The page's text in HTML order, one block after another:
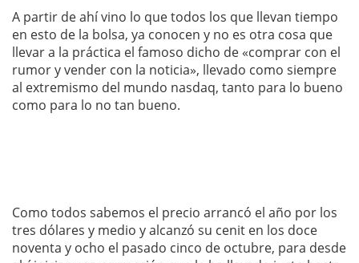
A partir de ahí vino lo que todos los que llevan tiempo
en esto de la bolsa, ya conocen y no es otra cosa que
llevar a la práctica el famoso dicho de «comprar con el
rumor y vender con la noticia», llevado como siempre
al extremismo del mundo nasdaq, tanto para lo bueno
como para lo no tan bueno.
Como todos sabemos el precio arrancó el año por los
tres dólares y medio y alcanzó su cenit en los doce
noventa y ocho el pasado cinco de octubre, para desde